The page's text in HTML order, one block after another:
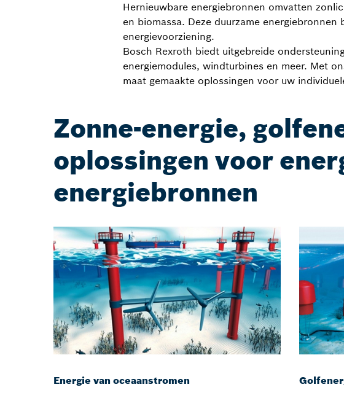
Hernieuwbare energiebronnen omvatten
en biomassa. Deze duurzame
energievoorziening.
Bosch Rexroth biedt uitgebreide
energiemodules, windturbines en meer. Met
maat gemaakte oplossingen voor uw
Zonne-energie,
oplossingen voor
energiebronnen
Energie van oceaanstromen